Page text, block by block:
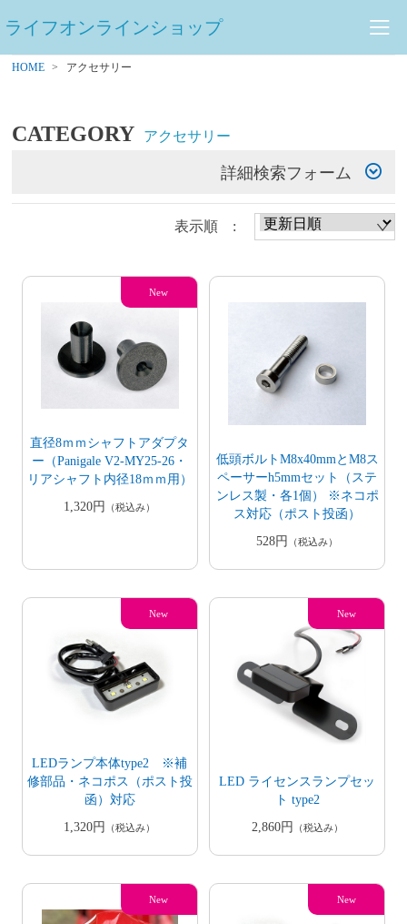
ライフオンラインショップ
HOME アクセサリー
CATEGORY アクセサリー
詳細検索フォーム
表示順 :
直径8ｍｍシャフトアダプタ
ー（Panigale V2-MY25-26・
リアシャフト内径18ｍｍ用）
1,320円
（税込み）
低頭ボルトM8x40mmとM8ス
ペーサーh5mmセット（ステ
ンレス製・各1個） ※ネコポ
ス対応（ポスト投函）
528円
（税込み）
LEDランプ本体type2 ※補
修部品・ネコポス（ポスト投
函）対応
1,320円
（税込み）
LED ライセンスランプセッ
ト type2
2,860円
（税込み）